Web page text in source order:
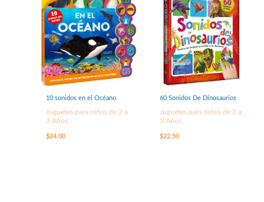
10 sonidos en el Océano
Juguetes para niños de 2 a
3 Años
$24.00
60 Sonidos De Dinosaurios
Juguetes para niños de 2 a
3 Años
$22.50